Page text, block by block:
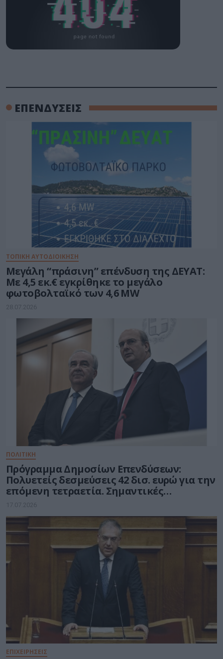
ΕΠΕΝΔΥΣΕΙΣ
ΤΟΠΙΚΗ ΑΥΤΟΔΙΟΙΚΗΣΗ
Μεγάλη “πράσινη” επένδυση της ΔΕΥΑΤ:
Με 4,5 εκ.€ εγκρίθηκε το μεγάλο
φωτοβολταϊκό των 4,6 MW
28.07.2026
ΠΟΛΙΤΙΚΗ
Πρόγραμμα Δημοσίων Επενδύσεων:
Πολυετείς δεσμεύσεις 42 δισ. ευρώ για την
επόμενη τετραετία. Σημαντικές
Δεσμεύσεις για το υπ. Ψηφιακής
Διακυβέρνησης
17.07.2026
ΕΠΙΧΕΙΡΗΣΕΙΣ